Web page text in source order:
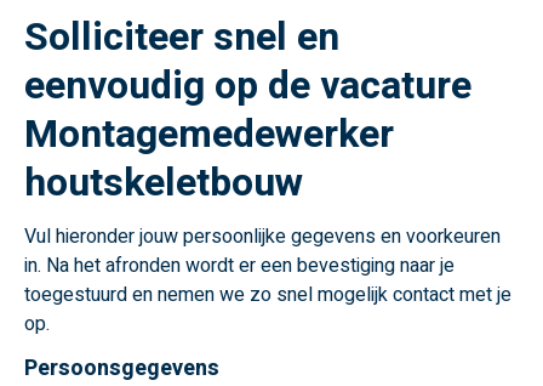
Solliciteer snel en
eenvoudig op de vacature
Montagemedewerker
houtskeletbouw
Vul hieronder jouw persoonlijke gegevens en voorkeuren
in. Na het afronden wordt er een bevestiging naar je
toegestuurd en nemen we zo snel mogelijk contact met je
op.
Persoonsgegevens